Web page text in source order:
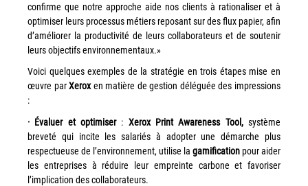
Audit de Sécurité Informatique
Sécurité des Réseaux
Sécurité des périphériques d’impression
Gestion des documents
ConnectKey®
Service de Gestion d’impression (MPS)
Notre équipe
confirme que notre approche aide nos clients à rationaliser et à
optimiser leurs processus métiers reposant sur des flux papier, afin
d’améliorer la productivité de leurs collaborateurs et de soutenir
leurs objectifs environnementaux.»
Voici quelques exemples de la stratégie en trois étapes mise en
œuvre parXeroxen matière de gestion déléguée des impressions
:
· Évaluer et optimiser: Xerox Print Awareness Tool,système
breveté qui incite les salariés à adopter une démarche plus
respectueuse de l’environnement, utilise la gamificationpour aider
les entreprises à réduire leur empreinte carbone et favoriser
l’implication des collaborateurs.